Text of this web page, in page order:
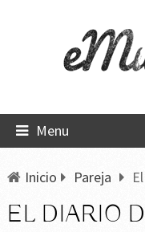
Menu
Inicio Pareja
EL DIARIO